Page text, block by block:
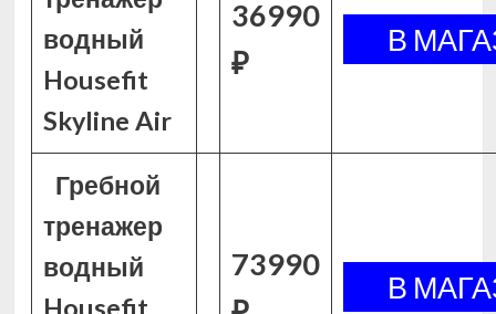
водный
Housefit
Skyline Air
36990
₽
Гребной
тренажер
водный
Housefit
73990